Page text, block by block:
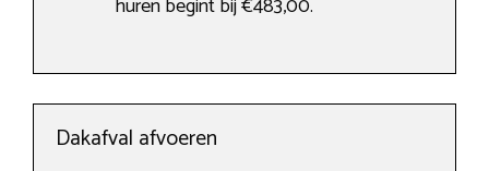
huren begint bij €483,00.
Dakafval afvoeren